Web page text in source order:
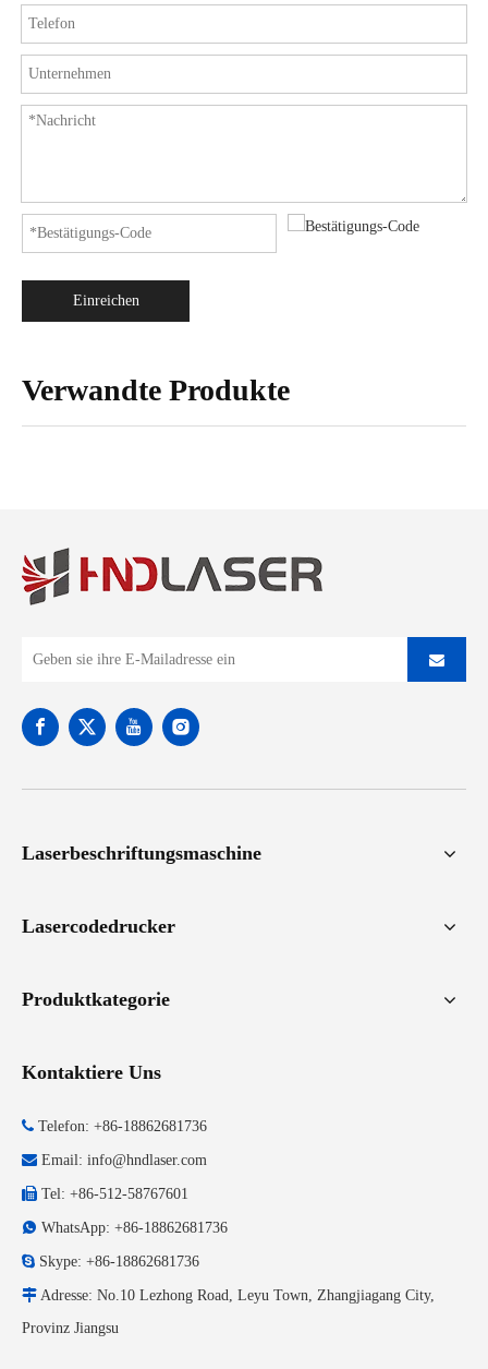
Einreichen
Verwandte Produkte
Laserbeschriftungsmaschine
Lasercodedrucker
Produktkategorie
Kontaktiere Uns
 Telefon: +86-18862681736
 Email: info@hndlaser.com
 Tel: +86-512-58767601
 WhatsApp: +86-18862681736
 Skype: +86-18862681736
 Adresse: No.10 Lezhong Road, Leyu Town, Zhangjiagang City,
Provinz Jiangsu